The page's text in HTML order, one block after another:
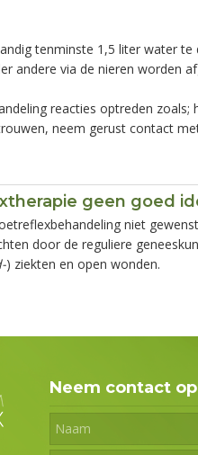
tenminste 1,5 liter water
andere via de nieren worden
reacties optreden
neem gerust contact
geen goed
niet
door de reguliere
) ziekten en open wonden.
Neem contact op